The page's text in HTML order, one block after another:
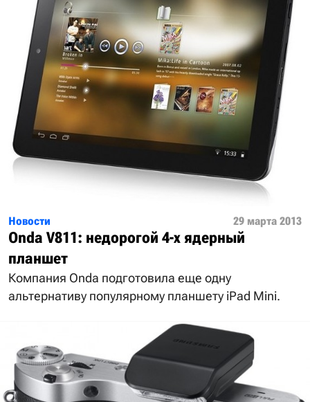
Новости 29 марта 2013
Onda V811: недорогой 4-х ядерный
планшет
Компания Onda подготовила еще одну
альтернативу популярному планшету iPad Mini.